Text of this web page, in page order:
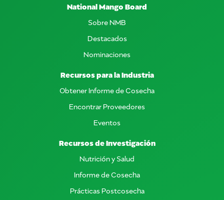
National Mango Board
Sobre NMB
Destacados
Nominaciones
Recursos para la Industria
Obtener Informe de Cosecha
Encontrar Proveedores
Eventos
Recursos de Investigación
Nutrición y Salud
Informe de Cosecha
Prácticas Postcosecha